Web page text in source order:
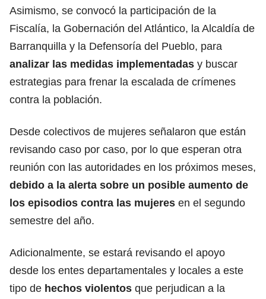
Asimismo, se convocó la participación de la
Fiscalía, la Gobernación del Atlántico, la Alcaldía de
Barranquilla y la Defensoría del Pueblo, para
analizar las medidas implementadas y buscar
estrategias para frenar la escalada de crímenes
contra la población.
Desde colectivos de mujeres señalaron que están
revisando caso por caso, por lo que esperan otra
reunión con las autoridades en los próximos meses,
debido a la alerta sobre un posible aumento de
los episodios contra las mujeres en el segundo
semestre del año.
Adicionalmente, se estará revisando el apoyo
desde los entes departamentales y locales a este
tipo de hechos violentos que perjudican a la